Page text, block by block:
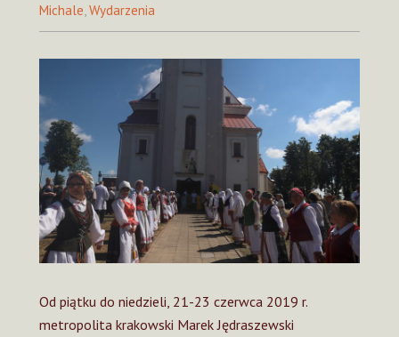
Michale Wydarzenia
Od piątku do niedzieli, 21-23 czerwca 2019 r.
metropolita krakowski Marek Jędraszewski